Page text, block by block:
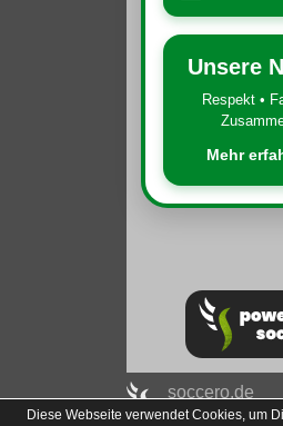
Unsere
Respekt •
Mehr
soccero.de
© 2006 - 2026
Diese Webseite verwendet Cookies, um